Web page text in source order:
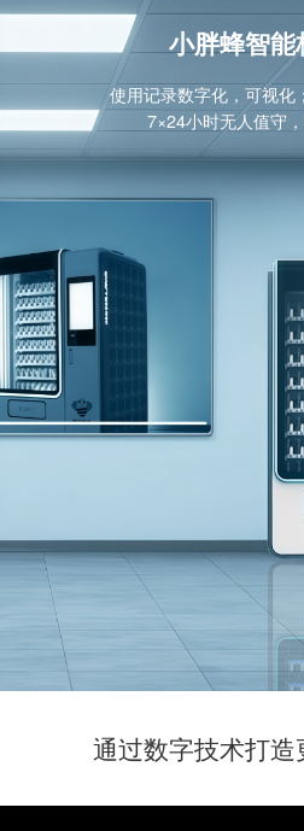
小胖蜂智能
使用记录数字化，可视化
7×24小时无人值守
通过数字技术打